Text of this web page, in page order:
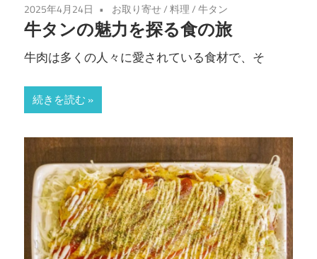
2025年4月24日 お取り寄せ/料理/牛タン
牛タンの魅力を探る食の旅
牛肉は多くの人々に愛されている食材で、そ
続きを読む